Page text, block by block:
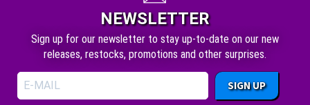
NEWSLETTER
Sign up for our newsletter to stay up-to-date on our new
releases, restocks, promotions and other surprises.
SIGN UP